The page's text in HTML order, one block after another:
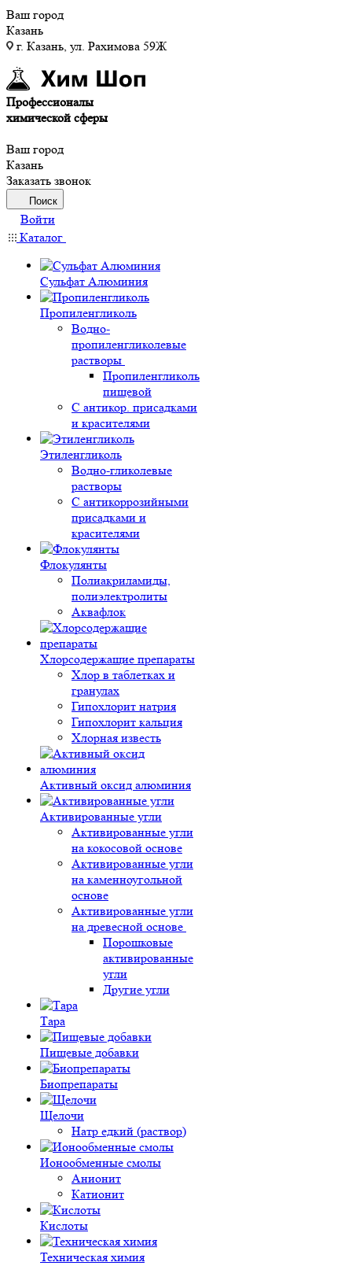
Ваш город
Казань
г. Казань, ул. Рахимова 59Ж
Профессионалы
химической сферы
Ваш город
Казань
Заказать звонок
Поиск
Войти
Каталог
Сульфат Алюминия
Пропиленгликоль
Водно-
пропиленгликолевые
растворы
Пропиленгликоль
пищевой
С антикор. присадками
и красителями
Этиленгликоль
Водно-гликолевые
растворы
С антикоррозийными
присадками и
красителями
Флокулянты
Полиакриламиды,
полиэлектролиты
Аквафлок
Хлорсодержащие препараты
Хлор в таблетках и
гранулах
Гипохлорит натрия
Гипохлорит кальция
Хлорная известь
Активный оксид алюминия
Активированные угли
Активированные угли
на кокосовой основе
Активированные угли
на каменноугольной
основе
Активированные угли
на древесной основе
Порошковые
активированные
угли
Другие угли
Тара
Пищевые добавки
Биопрепараты
Щелочи
Натр едкий (раствор)
Ионообменные смолы
Анионит
Катионит
Кислоты
Техническая химия